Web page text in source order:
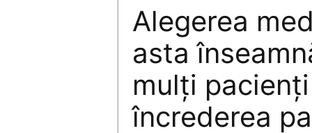
Alegerea
asta
mulţi
încrederea